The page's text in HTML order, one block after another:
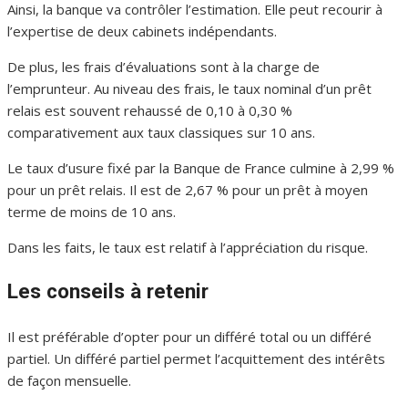
Ainsi, la banque va contrôler l’estimation. Elle peut recourir à
l’expertise de deux cabinets indépendants.
De plus, les frais d’évaluations sont à la charge de
l’emprunteur. Au niveau des frais, le taux nominal d’un prêt
relais est souvent rehaussé de 0,10 à 0,30 %
comparativement aux taux classiques sur 10 ans.
Le taux d’usure fixé par la Banque de France culmine à 2,99 %
pour un prêt relais. Il est de 2,67 % pour un prêt à moyen
terme de moins de 10 ans.
Dans les faits, le taux est relatif à l’appréciation du risque.
Les conseils à retenir
Il est préférable d’opter pour un différé total ou un différé
partiel. Un différé partiel permet l’acquittement des intérêts
de façon mensuelle.